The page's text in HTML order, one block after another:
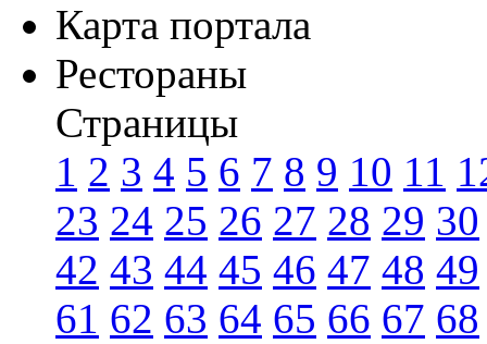
Карта портала
Рестораны
Страницы
1 2 3 4 5 6 7 8 9 10 11
23 24 25 26 27 28 29 30
42 43 44 45 46 47 48 49
61 62 63 64 65 66 67 68